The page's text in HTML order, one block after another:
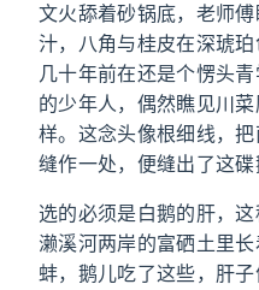
文火舔着砂锅底，老师
汁，八角与桂皮在深琥
几十年前在还是个愣头
的少年人，偶然瞧见川
样。这念头像根细线，
缝作一处，便缝出了这碟
选的必须是白鹅的肝，这
濑溪河两岸的富硒土里
蚌，鹅儿吃了这些，肝